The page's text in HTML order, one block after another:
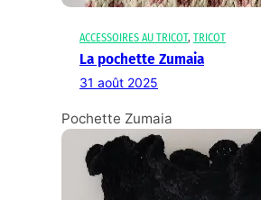
ACCESSOIRES AU TRICOT, TRICOT
La pochette Zumaia
31 août 2025
Pochette Zumaia